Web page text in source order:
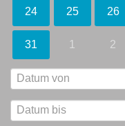
24 25 26
31 1 2